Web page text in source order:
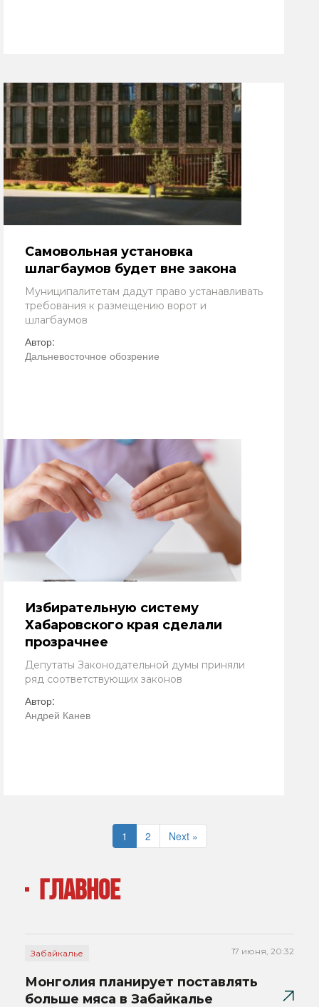
Самовольная установка
шлагбаумов будет вне закона
Муниципалитетам дадут право устанавливать
требования к размещению ворот и
шлагбаумов
Автор:
Дальневосточное обозрение
Избирательную систему
Хабаровского края сделали
прозрачнее
Депутаты Законодательной думы приняли
ряд соответствующих законов
Автор:
Андрей Канев
1 2 Next »
ГЛАВНОЕ
Забайкалье 17 июня, 20:32
Монголия планирует поставлять
больше мяса в Забайкалье